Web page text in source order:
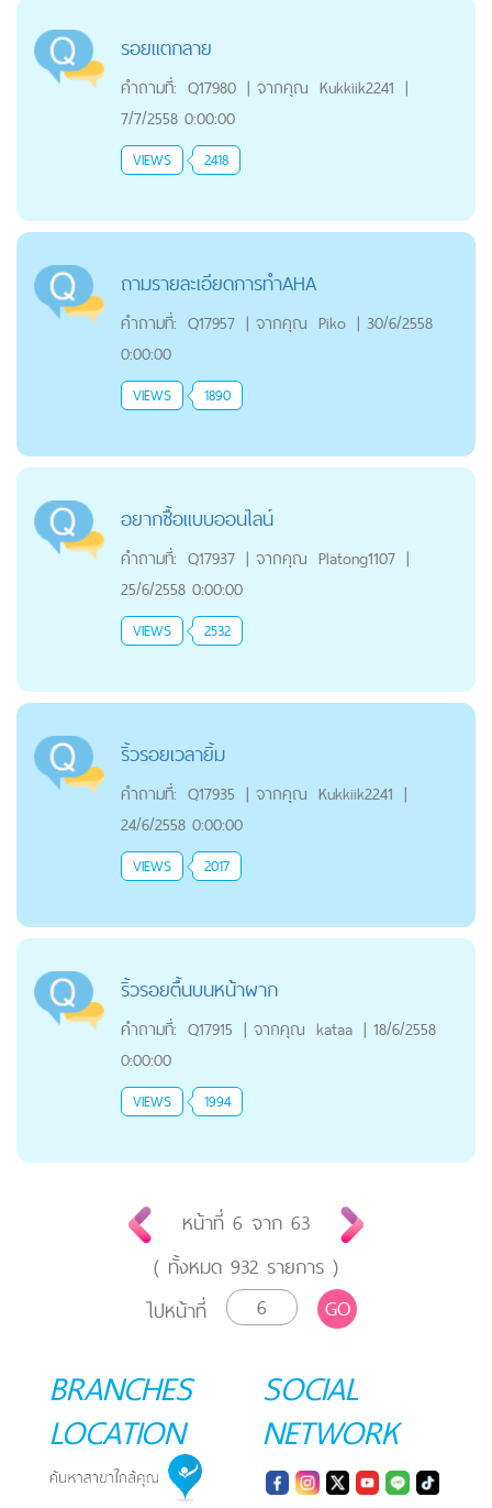
รอยแตกลาย
คำถามที่: Q17980 | จากคุณ Kukkiik2241 |
7/7/2558 0:00:00
VIEWS 2418
ถามรายละเอียด​การทำ​AHA
คำถามที่: Q17957 | จากคุณ Piko | 30/6/2558
0:00:00
VIEWS 1890
อยากซื้อแบบออนไลน์
คำถามที่: Q17937 | จากคุณ Platong1107 |
25/6/2558 0:00:00
VIEWS 2532
ริ้วรอยเวลายิ้ม
คำถามที่: Q17935 | จากคุณ Kukkiik2241 |
24/6/2558 0:00:00
VIEWS 2017
ริ้วรอยตื้นบนหน้าผาก
คำถามที่: Q17915 | จากคุณ kataa | 18/6/2558
0:00:00
VIEWS 1994
หน้าที่ 6 จาก 63
( ทั้งหมด 932 รายการ )
ไปหน้าที่
GO
BRANCHES
LOCATION
SOCIAL
NETWORK